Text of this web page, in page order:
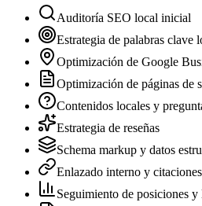
Auditoría SEO local inicial
Estrategia de palabras clave
Optimización de Google
Optimización de páginas de
Contenidos locales y
Estrategia de reseñas
Schema markup y datos
Enlazado interno y
Seguimiento de posiciones y